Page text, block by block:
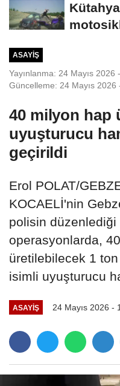
ASAYIŞ
Yayınlanma: 24 Mayıs 2026
Güncelleme: 24 Mayıs 2026
40 milyon hap
uyuşturucu
geçirildi
Erol POLAT/
KOCAELİ'nin
polisin düzenlediği
operasyonlarda,
üretilebilecek 1
isimli uyuşturucu
ASAYIŞ 24 Mayıs 2026 -